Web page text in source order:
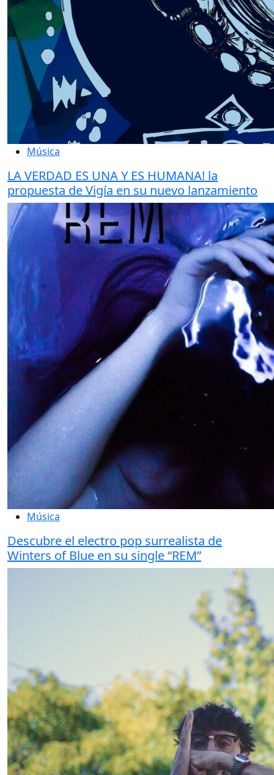
Música
LA VERDAD ES UNA Y ES HUMANA! la
propuesta de Vigía en su nuevo lanzamiento
Música
Descubre el electro pop surrealista de
Winters of Blue en su single “REM”